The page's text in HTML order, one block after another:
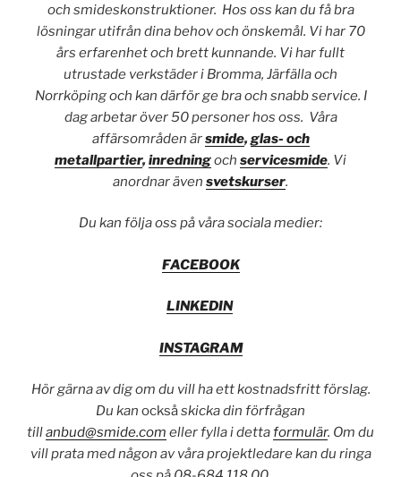
och smideskonstruktioner. Hos oss kan du få bra
lösningar utifrån dina behov och önskemål. Vi har 70
års erfarenhet och brett kunnande. Vi har fullt
utrustade verkstäder i Bromma, Järfälla och
Norrköping och kan därför ge bra och snabb service. I
dag arbetar över 50 personer hos oss. Våra
affärsområden ärsmide, glas- och
metallpartier, inredningoch servicesmide. Vi
anordnar även svetskurser.
Du kan följa oss på våra sociala medier:
FACEBOOK
LINKEDIN
INSTAGRAM
Hör gärna av dig om du vill ha ett kostnadsfritt förslag.
Du kan ocksåskicka din förfrågan
tillanbud@smide.com eller fylla i dettaformulär. Om du
vill prata med någon av våra projektledare kan du ringa